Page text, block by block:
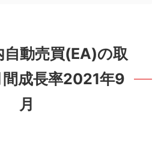
自動売買(EA)の取
間成長率2021年9
月